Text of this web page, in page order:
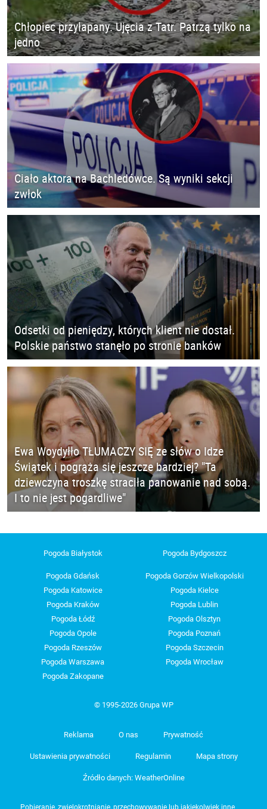
Chłopiec przyłapany. Ujęcia z Tatr. Patrzą tylko na
jedno
Ciało aktora na Bachledówce. Są wyniki sekcji
zwłok
Odsetki od pieniędzy, których klient nie dostał.
Polskie państwo stanęło po stronie banków
Ewa Woydyłło TŁUMACZY SIĘ ze słów o Idze
Świątek i pogrąża się jeszcze bardziej? "Ta
dziewczyna troszkę straciła panowanie nad sobą.
I to nie jest pogardliwe"
Pogoda Białystok Pogoda Bydgoszcz
Pogoda Gdańsk
Pogoda Gorzów Wielkopolski
Pogoda Katowice
Pogoda Kielce
Pogoda Kraków
Pogoda Lublin
Pogoda Łódź
Pogoda Olsztyn
Pogoda Opole
Pogoda Poznań
Pogoda Rzeszów
Pogoda Szczecin
Pogoda Warszawa
Pogoda Wrocław
Pogoda Zakopane
© 1995-2026 Grupa WP
Reklama O nas Prywatność
Ustawienia prywatności Regulamin Mapa strony
Źródło danych: WeatherOnline
Pobieranie, zwielokrotnianie, przechowywanie lub jakiekolwiek inne